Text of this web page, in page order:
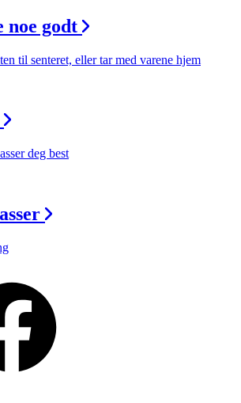
noe godt
til senteret, eller tar med varene hjem
deg best